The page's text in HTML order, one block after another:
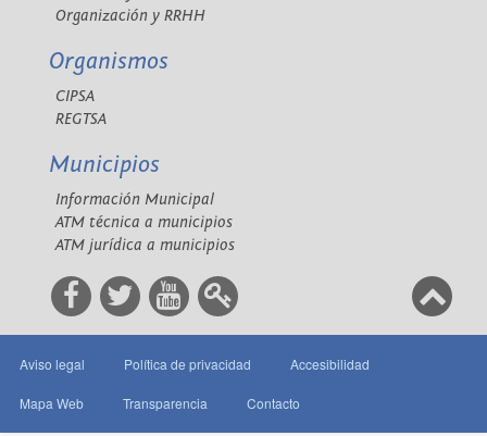
Organización y RRHH
Organismos
CIPSA
REGTSA
Municipios
Información Municipal
ATM técnica a municipios
ATM jurídica a municipios
Aviso legal Política de privacidad Accesibilidad
Mapa Web Transparencia Contacto